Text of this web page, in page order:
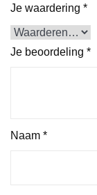
Je waardering *
Je beoordeling *
Naam *